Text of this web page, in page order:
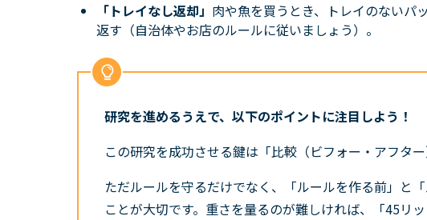
「トレイなし返却」 肉や魚を買うとき、トレイのないパ
返す（自治体やお店のルールに従いましょう）。
研究を進めるうえで、以下のポイントに注目しよう！
この研究を成功させる鍵は 「比較（ビフォー・アフター
ただルールを守るだけでなく、「ルールを作る前」と
ことが大切です。重さを量るのが難しければ、「45リ